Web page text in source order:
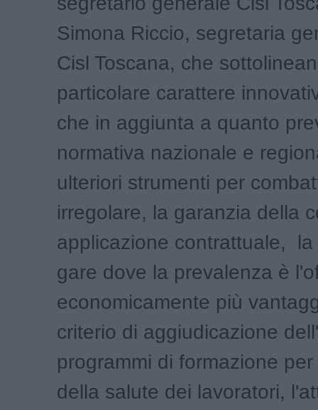
Simona Riccio, segretaria
Cisl Toscana, che
particolare carattere
che in aggiunta a quanto
normativa nazionale e
ulteriori strumenti per
irregolare, la garanzia della
applicazione contrattuale, la
gare dove la prevalenza è
economicamente più
criterio di aggiudicazione
programmi di formazione
della salute dei lavoratori,